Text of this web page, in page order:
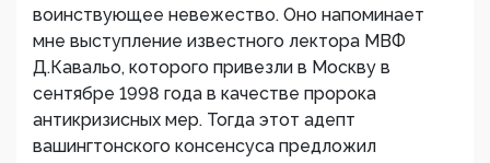
воинствующее невежество. Оно напоминает
мне выступление известного лектора МВФ
Д.Кавальо, которого привезли в Москву в
сентябре 1998 года в качестве пророка
антикризисных мер. Тогда этот адепт
вашингтонского консенсуса предложил